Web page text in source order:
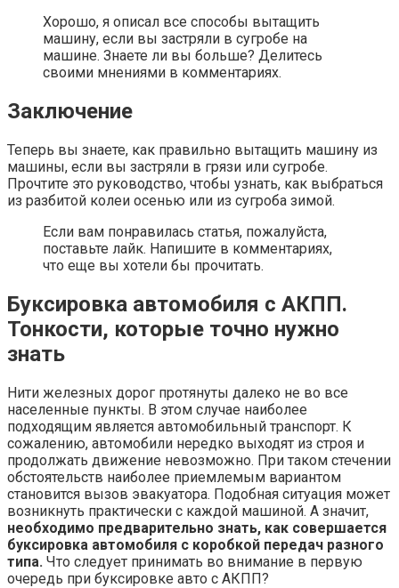
Хорошо, я описал все способы вытащить
машину, если вы застряли в сугробе на
машине. Знаете ли вы больше? Делитесь
своими мнениями в комментариях.
Заключение
Теперь вы знаете, как правильно вытащить машину из
машины, если вы застряли в грязи или сугробе.
Прочтите это руководство, чтобы узнать, как выбраться
из разбитой колеи осенью или из сугроба зимой.
Если вам понравилась статья, пожалуйста,
поставьте лайк. Напишите в комментариях,
что еще вы хотели бы прочитать.
Буксировка автомобиля с АКПП.
Тонкости, которые точно нужно
знать
Нити железных дорог протянуты далеко не во все
населенные пункты. В этом случае наиболее
подходящим является автомобильный транспорт. К
сожалению, автомобили нередко выходят из строя и
продолжать движение невозможно. При таком стечении
обстоятельств наиболее приемлемым вариантом
становится вызов эвакуатора. Подобная ситуация может
возникнуть практически с каждой машиной. А значит,
необходимо предварительно знать, как совершается
буксировка автомобиля с коробкой передач разного
типа. Что следует принимать во внимание в первую
очередь при буксировке авто с АКПП?